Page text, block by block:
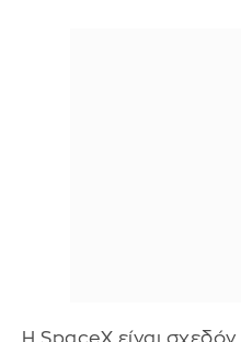
Η SpaceX είναι